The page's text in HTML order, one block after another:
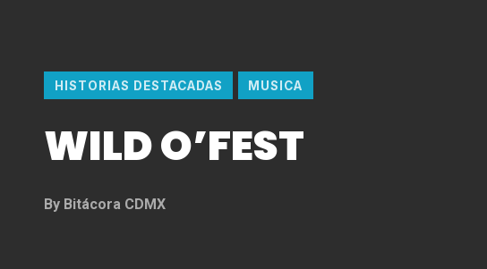
HISTORIAS DESTACADAS MUSICA
WILD O’FEST
By Bitácora CDMX